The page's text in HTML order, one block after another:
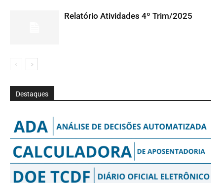
Relatório Atividades 4º Trim/2025
Destaques